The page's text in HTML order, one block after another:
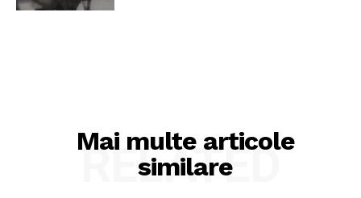
Mai multe articole
similare
RELATED